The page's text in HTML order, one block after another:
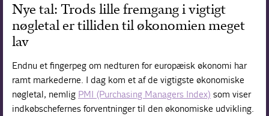
Nye tal: Trods lille fremgang i vigtigt
nøgletal er tilliden til økonomien meget
lav
Endnu et fingerpeg om nedturen for europæisk økonomi har
ramt markederne. I dag kom et af de vigtigste økonomiske
nøgletal, nemlig PMI (Purchasing Managers Index) som viser
indkøbschefernes forventninger til den økonomiske udvikling.